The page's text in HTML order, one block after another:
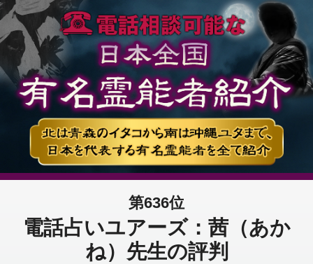
第636位
電話占いユアーズ：茜（あか
ね）先生の評判